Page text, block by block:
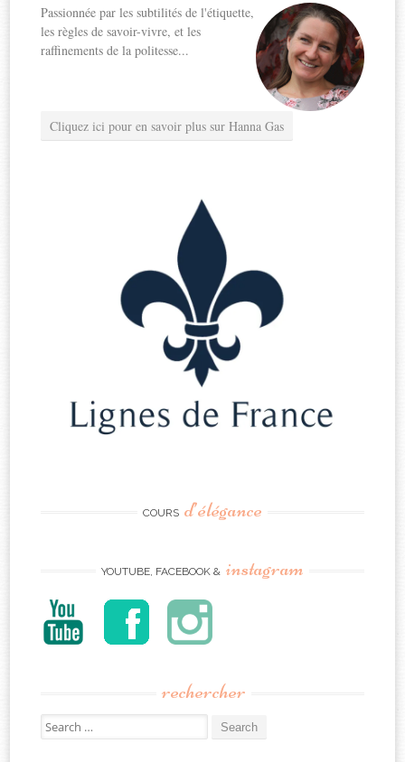
Passionnée par les subtilités de l'étiquette,
les règles de savoir-vivre, et les
raffinements de la politesse...
Cliquez ici pour en savoir plus sur Hanna Gas
COURS d’élégance
YOUTUBE, FACEBOOK & instagram
rechercher
Search
for: